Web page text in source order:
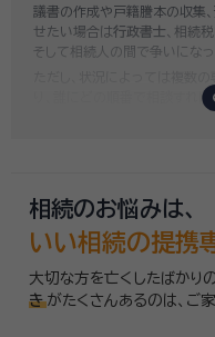
議書の作成や戸籍謄本の収集
せたい場合は行政書士 、相続
そして相続人の間で争いにな
り、誰にどの順番で相談すれ
相続のお悩みは、
いい相続の提携
大切な方を亡くしたばかり
き がたくさんあるのは、 ご